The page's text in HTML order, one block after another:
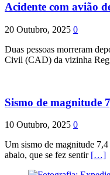
Acidente com avião
20 Outubro, 2025 0
Duas pessoas morreram
Civil (CAD) da vizinha
Sismo de magnitude
10 Outubro, 2025 0
Um sismo de magnitude
abalo, que se fez sentir […]